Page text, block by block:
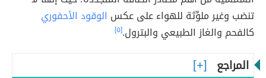
تنضب وغير ملوِّثة للهواء على عكس الوقود الأحفوري
كالفحم والغاز الطبيعي والبترول.[٥]
المراجع